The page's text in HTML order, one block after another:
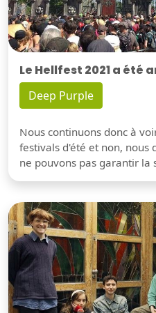
Le Hellfest 2021 a été
Deep Purple
Nous continuons donc à
festivals d'été et non, nous
ne pouvons pas garantir la